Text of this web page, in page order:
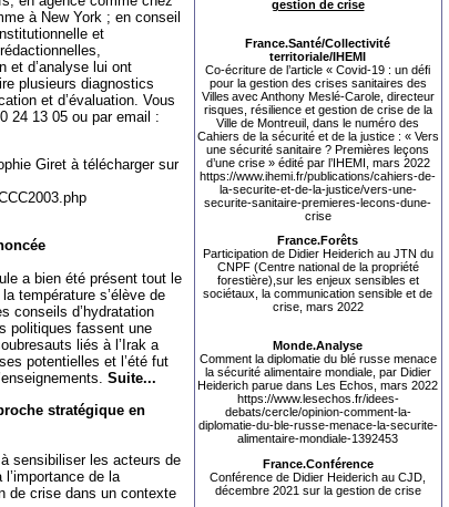
à New York ; en conseil
et
et d’analyse lui ont
plusieurs diagnostics
et d’évaluation. Vous
24 13 05 ou par email :
Giret à télécharger sur
a bien été présent tout le
température s’élève de
conseils d’hydratation
politiques fassent une
liés à l’Irak a
potentielles et l’été fut
Suite...
stratégique en
sensibiliser les acteurs de
de la
de crise dans un contexte
gestion de crise
France.Santé/Collectivité
territoriale/IHEMI
Co-écriture de l’article « Covid-19 : un défi
pour la gestion des crises sanitaires des
Villes avec Anthony Meslé-Carole, directeur
risques, résilience et gestion de crise de la
Ville de Montreuil, dans le numéro des
Cahiers de la sécurité et de la justice : « Vers
une sécurité sanitaire ? Premières leçons
d’une crise » édité par l’IHEMI, mars 2022
https://www.ihemi.fr/publications/cahiers-de-
la-securite-et-de-la-justice/vers-une-
securite-sanitaire-premieres-lecons-dune-
crise
France.Forêts
Participation de Didier Heiderich au JTN du
CNPF (Centre national de la propriété
forestière),sur les enjeux sensibles et
sociétaux, la communication sensible et de
crise, mars 2022
Monde.Analyse
Comment la diplomatie du blé russe menace
la sécurité alimentaire mondiale, par Didier
Heiderich parue dans Les Echos, mars 2022
https://www.lesechos.fr/idees-
debats/cercle/opinion-comment-la-
diplomatie-du-ble-russe-menace-la-securite-
alimentaire-mondiale-1392453
France.Conférence
Conférence de Didier Heiderich au CJD,
décembre 2021 sur la gestion de crise